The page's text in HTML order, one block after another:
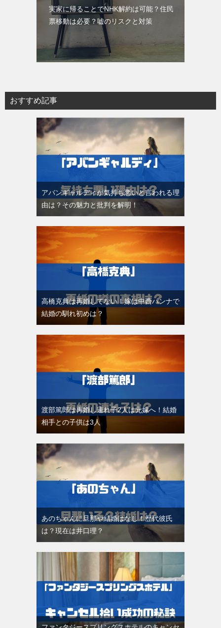
実家に帰ることでNHK解約は可能？住民
票移動は必要？嘘のリスクと対策
おすすめ記事
アバンギャルディが気持ち悪いと言われる理
由は？その魅力と批判を解明！
高橋克典は再婚してない！嫁は中西ハンナで
結婚の馴れ初めは？
渡部篤郎は再婚し連れ子2人は元嫁へ！結婚
相手との子供は3人
あのちゃんに旦那や結婚はなし！歴代彼氏
は？現在は井口理？